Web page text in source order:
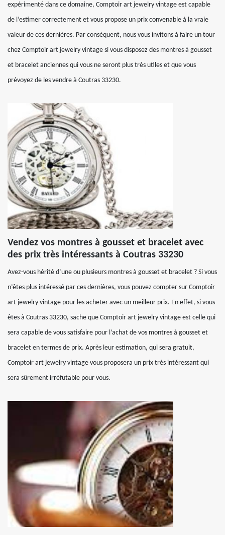
expérimenté dans ce domaine, Comptoir art jewelry vintage est capable
de l’estimer correctement et vous propose un prix convenable à la vraie
valeur de ces dernières. Par conséquent, nous vous invitons à faire un tour
chez Comptoir art jewelry vintage si vous disposez des montres à gousset
et bracelet anciennes qui vous ne seront plus très utiles et que vous
prévoyez de les vendre à Coutras 33230.
Vendez vos montres à gousset et bracelet avec
des prix très intéressants à Coutras 33230
Avez-vous hérité d’une ou plusieurs montres à gousset et bracelet ? Si vous
n’êtes plus intéressé par ces dernières, vous pouvez compter sur Comptoir
art jewelry vintage pour les acheter avec un meilleur prix. En effet, si vous
êtes à Coutras 33230, sache que Comptoir art jewelry vintage est celle qui
sera capable de vous satisfaire pour l’achat de vos montres à gousset et
bracelet en termes de prix. Après leur estimation, qui sera gratuit,
Comptoir art jewelry vintage vous proposera un prix très intéressant qui
sera sûrement irréfutable pour vous.